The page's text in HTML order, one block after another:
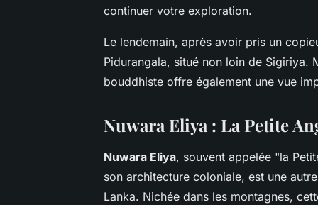
continuer votre exploration.
Le lendemain, après avoir pris un
Pidurangala, situé non loin de Sigiriya.
bouddhiste offre également une vue
Nuwara Eliya : La Petite
Nuwara Eliya, souvent appelée "la
son architecture coloniale, est une
Lanka. Nichée dans les montagnes,